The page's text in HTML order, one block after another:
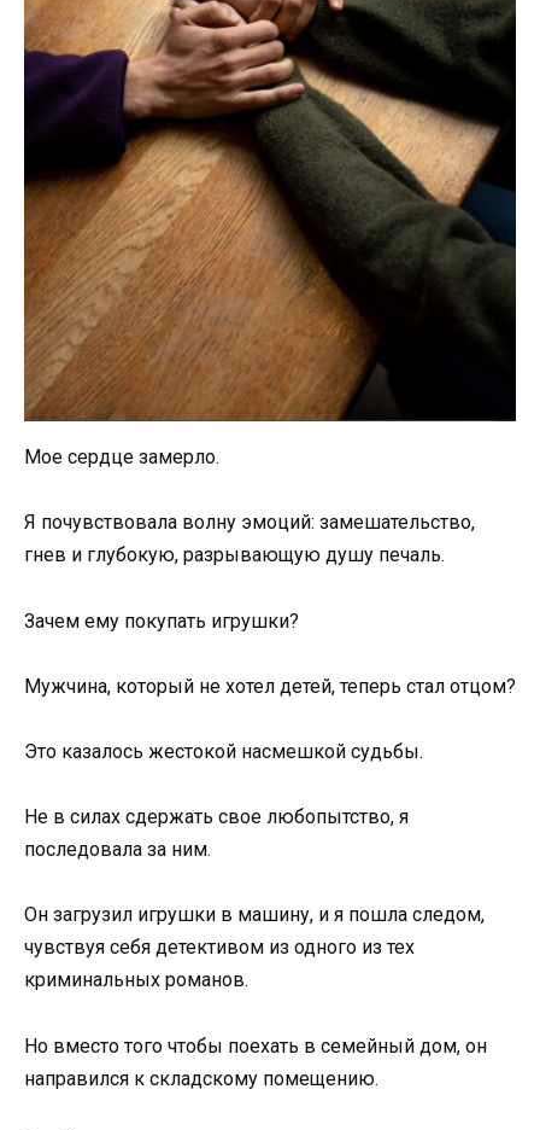
Мое сердце замерло.
Я почувствовала волну эмоций: замешательство,
гнев и глубокую, разрывающую душу печаль.
Зачем ему покупать игрушки?
Мужчина, который не хотел детей, теперь стал отцом?
Это казалось жестокой насмешкой судьбы.
Не в силах сдержать свое любопытство, я
последовала за ним.
Он загрузил игрушки в машину, и я пошла следом,
чувствуя себя детективом из одного из тех
криминальных романов.
Но вместо того чтобы поехать в семейный дом, он
направился к складскому помещению.